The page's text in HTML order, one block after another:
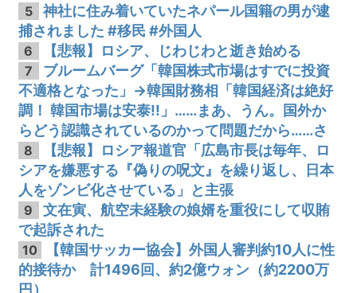
5
神社に住み着いていたネパール国籍の男が逮
捕されました #移民 #外国人
6 【悲報】ロシア、じわじわと逝き始める
7
ブルームバーグ「韓国株式市場はすでに投資
不適格となった」→韓国財務相「韓国経済は絶好
調！ 韓国市場は安泰!!」……まあ、うん。国外か
らどう認識されているのかって問題だから……さ
8
【悲報】ロシア報道官「広島市長は毎年、ロ
シアを嫌悪する『偽りの呪文』を繰り返し、日本
人をゾンビ化させている」と主張
9
文在寅、航空未経験の娘婿を重役にして収賄
で起訴された
10
【韓国サッカー協会】外国人審判約10人に性
的接待か 計1496回、約2億ウォン（約2200万
円）